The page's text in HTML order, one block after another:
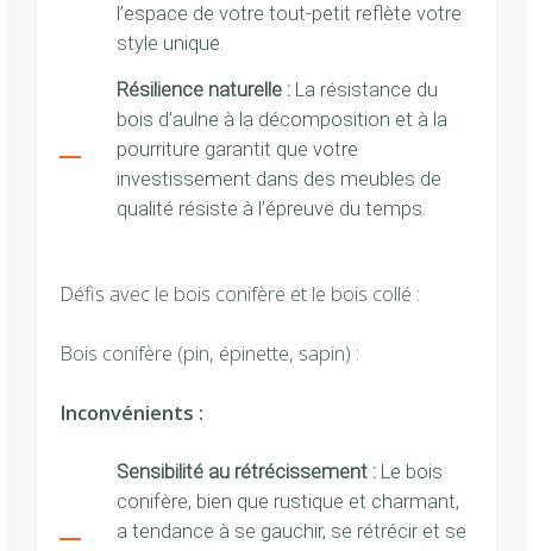
l’espace de votre tout-petit reflète votre
style unique.
Résilience naturelle :La résistance du
bois d’aulne à la décomposition et à la
pourriture garantit que votre
investissement dans des meubles de
qualité résiste à l’épreuve du temps.
Défis avec le bois conifère et le bois collé :
Bois conifère (pin, épinette, sapin) :
Inconvénients :
Sensibilité au rétrécissement :Le bois
conifère, bien que rustique et charmant,
a tendance à se gauchir, se rétrécir et se